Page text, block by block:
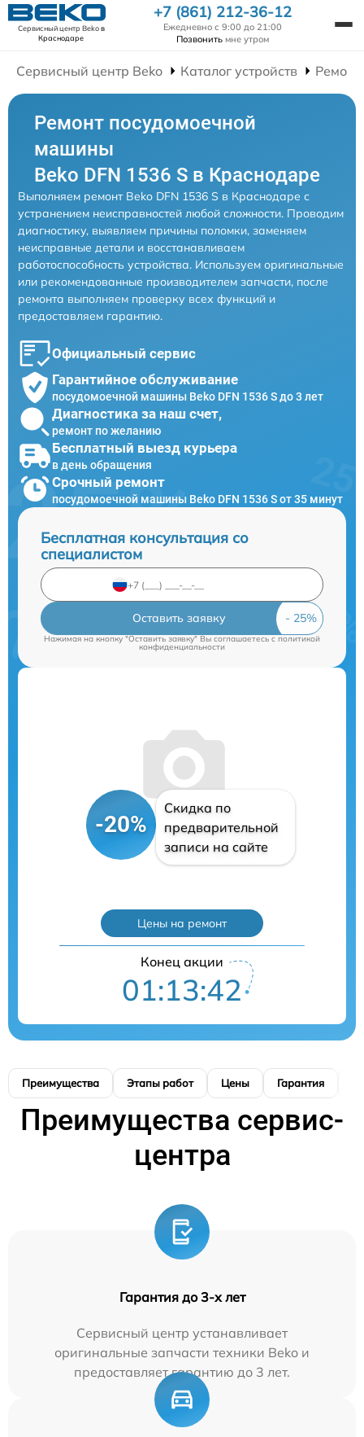
Сервисный центр Bekoв
Краснодаре
+7 (861) 212-36-12
Ежедневно с 9:00 до 21:00
Позвонить мне утром
Сервисный центр Beko Каталог устройств
Ремонт посудомоечной
машины
Beko DFN 1536 S в Краснодаре
Выполняем ремонт Beko DFN 1536 S в Краснодаре с
устранением неисправностей любой сложности. Проводим
диагностику, выявляем причины поломки, заменяем
неисправные детали и восстанавливаем
работоспособность устройства. Используем оригинальные
или рекомендованные производителем запчасти, после
ремонта выполняем проверку всех функций и
предоставляем гарантию.
Официальный сервис
Гарантийное обслуживание
посудомоечной машины Beko DFN 1536 S до 3 лет
Диагностика за наш счет,
ремонт по желанию
Бесплатный выезд курьера
в день обращения
Срочный ремонт
посудомоечной машины Beko DFN 1536 S от 35 минут
Бесплатная консультация со
специалистом
Оставить заявку
Нажимая на кнопку "Оставить заявку" Вы соглашаетесь cполитикой
конфиденциальности
-20%
Скидка по
предварительной
записи на сайте
Цены на ремонт
Конец акции
01:13:41
Преимущества Этапы работ Цены Гарантия
Преимущества сервис-
центра
Гарантия до 3-х лет
Сервисный центр устанавливает
оригинальные запчасти техники Beko и
предоставляет гарантию до 3 лет.